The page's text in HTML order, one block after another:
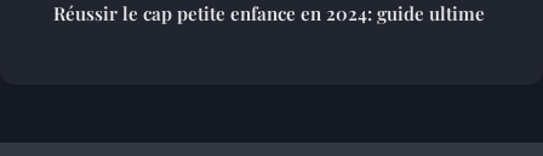
Réussir le cap petite enfance en 2024: guide ultime